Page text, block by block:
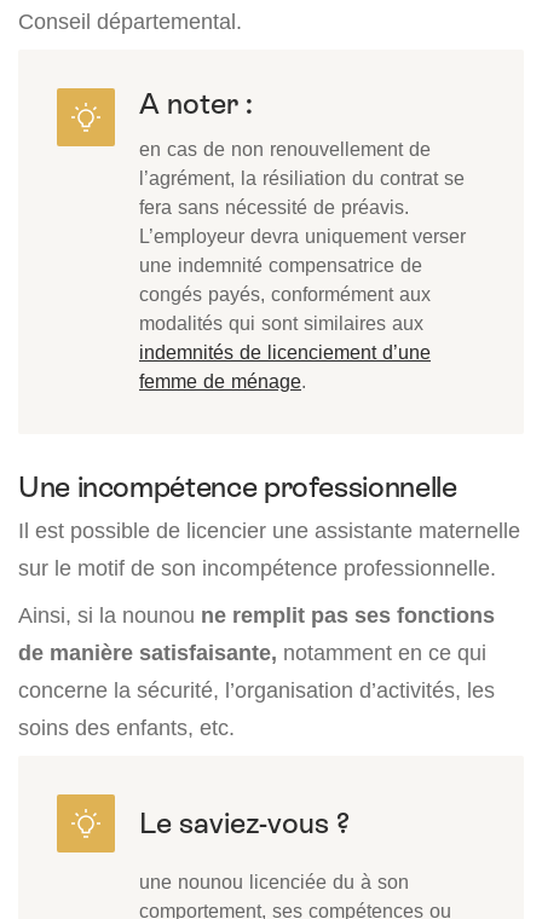
Conseil départemental.
A noter :
en cas de non renouvellement de
l’agrément, la résiliation du contrat se
fera sans nécessité de préavis.
L’employeur devra uniquement verser
une indemnité compensatrice de
congés payés, conformément aux
modalités qui sont similaires aux
indemnités de licenciement d’une
femme de ménage.
Une incompétence professionnelle
Il est possible de licencier une assistante maternelle
sur le motif de son incompétence professionnelle.
Ainsi, si la nounou ne remplit pas ses fonctions
de manière satisfaisante, notamment en ce qui
concerne la sécurité, l’organisation d’activités, les
soins des enfants, etc.
une nounou licenciée du à son
comportement, ses compétences ou